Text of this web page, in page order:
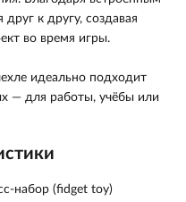
к другу, создавая
во время игры.
идеально подходит
— для работы, учёбы или
набор (fidget toy)